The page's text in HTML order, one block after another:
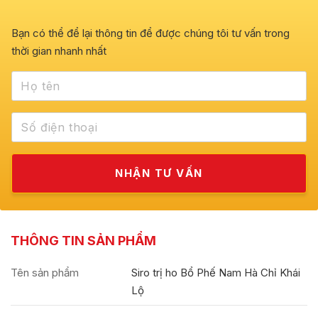
Bạn có thể để lại thông tin để được chúng tôi tư vấn trong
thời gian nhanh nhất
THÔNG TIN SẢN PHẨM
Tên sản phẩm
Siro trị ho Bổ Phế Nam Hà Chỉ Khái
Lộ